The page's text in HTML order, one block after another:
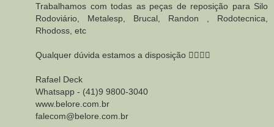
Trabalhamos com todas as peças de reposição para Silo
Rodoviário, Metalesp, Brucal, Randon , Rodotecnica,
Rhodoss, etc
Qualquer dúvida estamos a disposição 👍🏼🤝🏼
Rafael Deck
Whatsapp - (41)9 9800-3040
www.belore.com.br
falecom@belore.com.br